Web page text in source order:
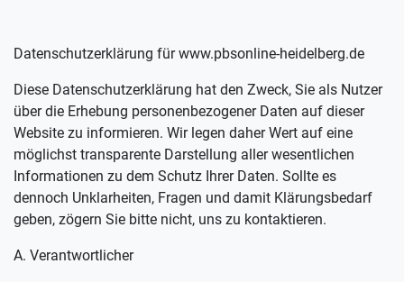
Datenschutzerklärung für www.pbsonline-heidelberg.de
Diese Datenschutzerklärung hat den Zweck, Sie als Nutzer
über die Erhebung personenbezogener Daten auf dieser
Website zu informieren. Wir legen daher Wert auf eine
möglichst transparente Darstellung aller wesentlichen
Informationen zu dem Schutz Ihrer Daten. Sollte es
dennoch Unklarheiten, Fragen und damit Klärungsbedarf
geben, zögern Sie bitte nicht, uns zu kontaktieren.
A. Verantwortlicher